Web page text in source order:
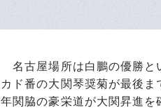
名古屋場所は白鵬の優勝と
カド番の大関琴奨菊が最後
年関脇の豪栄道が大関昇進を